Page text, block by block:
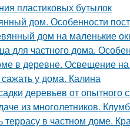
пластиковых бутылок
дом. Особенности
дом на маленькие
для частного дома.
в деревне. Освещение
у дома. Калина
деревьев от опытного
из многолетников.
террасу в частном доме.